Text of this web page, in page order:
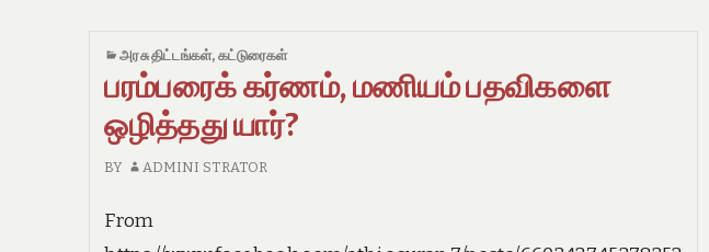
அரசு திட்டங்கள், கட்டுரைகள்
பரம்பரைக் கர்ணம், மணியம் பதவிகளை
ஒழித்தது யார்?
BY ADMINI STRATOR
From